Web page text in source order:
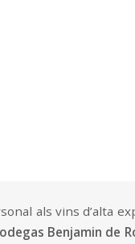
als vins d’alta
Benjamin de